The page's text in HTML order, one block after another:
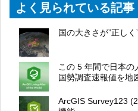
よく見られている記事
国の大きさが”正し
この 5 年間で日本
国勢調査速報値を地
ArcGIS Survey123